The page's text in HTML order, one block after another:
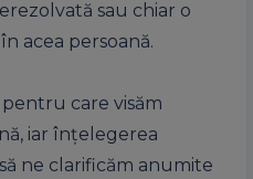
sau chiar o
acea persoană.
care visăm
iar înțelegerea
ne clarificăm anumite